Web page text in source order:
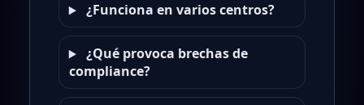
¿Funciona en varios centros?
¿Qué provoca brechas de
compliance?